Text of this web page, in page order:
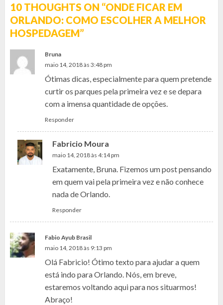
10 THOUGHTS ON “ONDE FICAR EM
ORLANDO: COMO ESCOLHER A MELHOR
HOSPEDAGEM”
Bruna
maio 14, 2018 às 3:48 pm
Ótimas dicas, especialmente para quem pretende
curtir os parques pela primeira vez e se depara
com a imensa quantidade de opções.
Responder
Fabricio Moura
maio 14, 2018 às 4:14 pm
Exatamente, Bruna. Fizemos um post pensando
em quem vai pela primeira vez e não conhece
nada de Orlando.
Responder
Fabio Ayub Brasil
maio 14, 2018 às 9:13 pm
Olá Fabricio! Ótimo texto para ajudar a quem
está indo para Orlando. Nós, em breve,
estaremos voltando aqui para nos situarmos!
Abraço!